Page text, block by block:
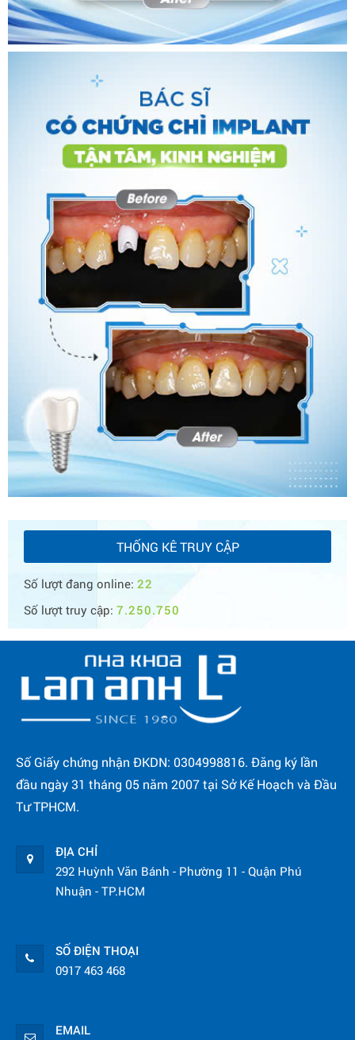
THỐNG KÊ TRUY CẬP
Số lượt đang online: 22
Số lượt truy cập: 7.250.750
Số Giấy chứng nhận ĐKDN: 0304998816. Đăng ký lần
đầu ngày 31 tháng 05 năm 2007 tại Sở Kế Hoạch và Đầu
Tư TPHCM.
ĐỊA CHỈ
292 Huỳnh Văn Bánh - Phường 11 - Quận Phú
Nhuận - TP.HCM
SỐ ĐIỆN THOẠI
0917 463 468
EMAIL